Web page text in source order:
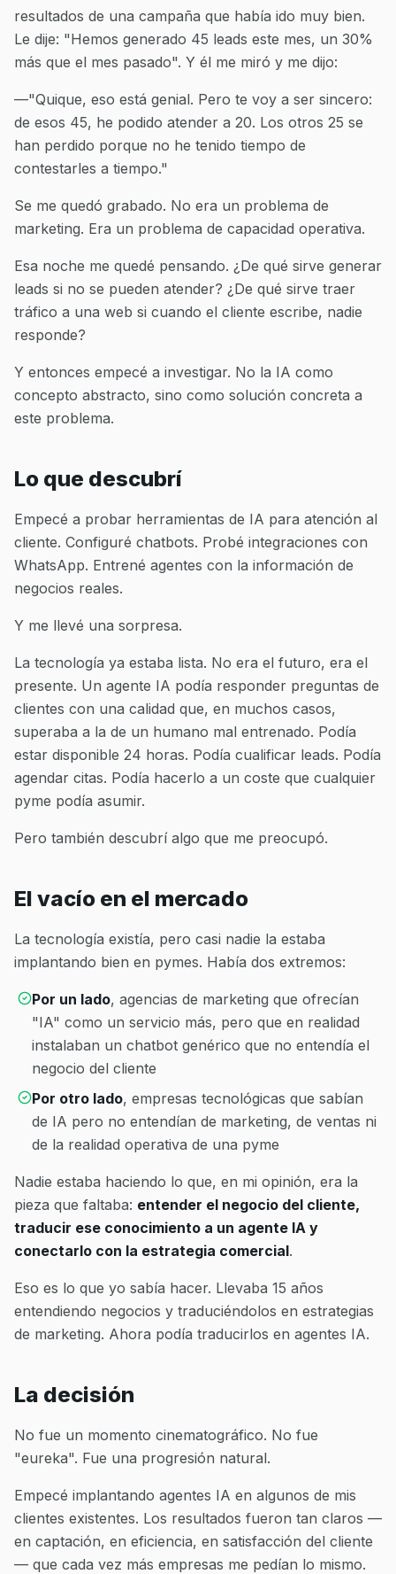
resultados de una campaña que había ido muy bien.
Le dije: "Hemos generado 45 leads este mes, un 30%
más que el mes pasado". Y él me miró y me dijo:
—"Quique, eso está genial. Pero te voy a ser sincero:
de esos 45, he podido atender a 20. Los otros 25 se
han perdido porque no he tenido tiempo de
contestarles a tiempo."
Se me quedó grabado. No era un problema de
marketing. Era un problema de capacidad operativa.
Esa noche me quedé pensando. ¿De qué sirve generar
leads si no se pueden atender? ¿De qué sirve traer
tráfico a una web si cuando el cliente escribe, nadie
responde?
Y entonces empecé a investigar. No la IA como
concepto abstracto, sino como solución concreta a
este problema.
Lo que descubrí
Empecé a probar herramientas de IA para atención al
cliente. Configuré chatbots. Probé integraciones con
WhatsApp. Entrené agentes con la información de
negocios reales.
Y me llevé una sorpresa.
La tecnología ya estaba lista. No era el futuro, era el
presente. Un agente IA podía responder preguntas de
clientes con una calidad que, en muchos casos,
superaba a la de un humano mal entrenado. Podía
estar disponible 24 horas. Podía cualificar leads. Podía
agendar citas. Podía hacerlo a un coste que cualquier
pyme podía asumir.
Pero también descubrí algo que me preocupó.
El vacío en el mercado
La tecnología existía, pero casi nadie la estaba
implantando bien en pymes. Había dos extremos:
Por un lado, agencias de marketing que ofrecían
"IA" como un servicio más, pero que en realidad
instalaban un chatbot genérico que no entendía el
negocio del cliente
Por otro lado, empresas tecnológicas que sabían
de IA pero no entendían de marketing, de ventas ni
de la realidad operativa de una pyme
Nadie estaba haciendo lo que, en mi opinión, era la
pieza que faltaba: entender el negocio del cliente,
traducir ese conocimiento a un agente IA y
conectarlo con la estrategia comercial.
Eso es lo que yo sabía hacer. Llevaba 15 años
entendiendo negocios y traduciéndolos en estrategias
de marketing. Ahora podía traducirlos en agentes IA.
La decisión
No fue un momento cinematográfico. No fue
"eureka". Fue una progresión natural.
Empecé implantando agentes IA en algunos de mis
clientes existentes. Los resultados fueron tan claros —
en captación, en eficiencia, en satisfacción del cliente
— que cada vez más empresas me pedían lo mismo.